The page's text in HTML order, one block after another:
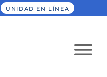
UNIDAD EN LÍNEA